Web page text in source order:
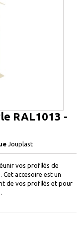
RAL1013 -
Jouplast
vos profilés de
accesoire est un
de vos profilés et pour